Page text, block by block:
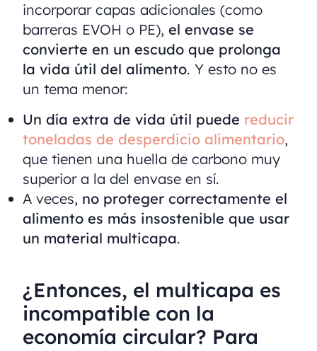
incorporar capas adicionales (como
barreras EVOH o PE),el envase se
convierte en un escudo que prolonga
la vida útil del alimento. Y esto no es
un tema menor:
Un día extra de vida útil puede reducir
toneladas de desperdicio alimentario,
que tienen una huella de carbono muy
superior a la del envase en sí.
A veces, no proteger correctamente el
alimento es más insostenible que usar
un material multicapa.
¿Entonces, el multicapa es
incompatible con la
economía circular? Para